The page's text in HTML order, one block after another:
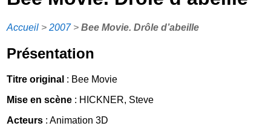
Accueil >2007>Bee Movie. Drôle d’abeille
Présentation
Titre original : Bee Movie
Mise en scène : HICKNER, Steve
Acteurs : Animation 3D